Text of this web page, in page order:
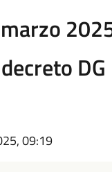
DG
09:19